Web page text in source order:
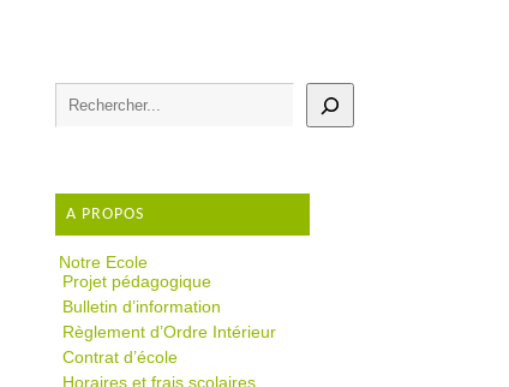
A PROPOS
Notre Ecole
Projet pédagogique
Bulletin d’information
Règlement d’Ordre Intérieur
Contrat d’école
Horaires et frais scolaires